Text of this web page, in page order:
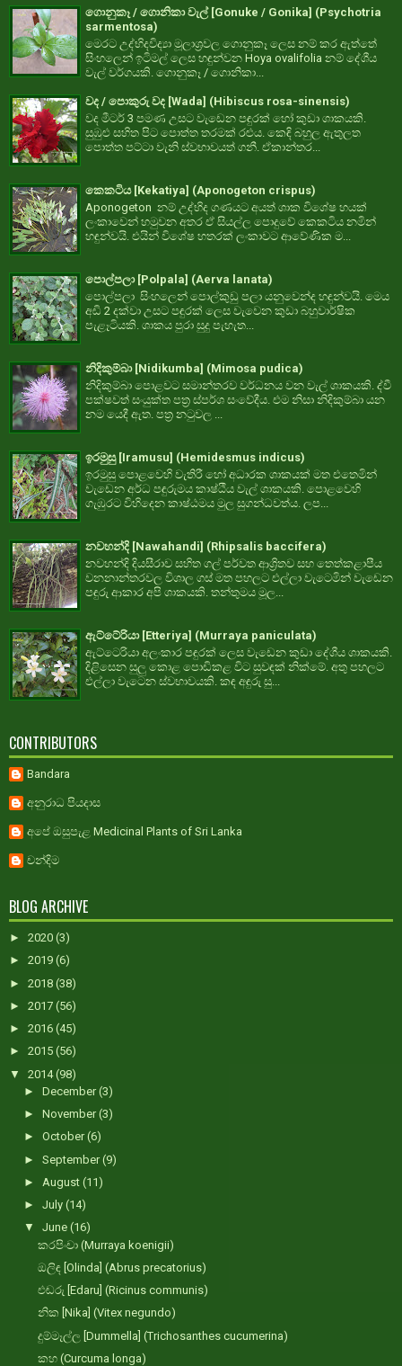
ගොනුකෑ / ගොනිකා වැල් [Gonuke / Gonika] (Psychotria
sarmentosa)
මෙරට උද්භිදවිද්‍යා මූලාශ්‍රවල ගොනුකෑ ලෙස නම් කර ඇත්තේ
සිංහලෙන් ඉටිමල් ලෙස හඳුන්වන Hoya ovalifolia නම් දේශීය
වැල් වර්ගයකි. ගොනුකෑ / ගොනිකා...
වද / පොකුරු වද [Wada] (Hibiscus rosa-sinensis)
වද මීටර් 3 පමණ උසට වැඩෙන පඳුරක් හෝ කුඩා ශාකයකි.
සුඹුළු සහිත පිට පොත්ත තරමක් රළුය. කෙඳි බහුල ඇතුලත
පොත්ත පට්ටා වැනි ස්වභාවයත් ගනී. ඒකාන්තර...
කෙකටිය [Kekatiya] (Aponogeton crispus)
Aponogeton නම් උද්භිද ගණයට අයත් ශාක විශේෂ හයක්
ලංකාවෙන් හමුවන අතර ඒ සියල්ල පොදුවේ කෙකටිය නමින්
හඳුන්වයි. එයින් විශේෂ හතරක් ලංකාවට ආවේණික ම...
පොල්පලා [Polpala] (Aerva lanata)
පොල්පලා සිංහලෙන් පොල්කුඩු පලා යනුවෙන්ද හඳුන්වයි. මෙය
අඩි 2 දක්වා උසට පඳුරක් ලෙස වැවෙන කුඩා බහුවාර්ෂික
පැළෑටියකි. ශාකය පුරා සුදු පැහැත...
නිදිකුම්බා [Nidikumba] (Mimosa pudica)
නිදිකුම්බා පොළවට සමාන්තරව වර්ධනය වන වැල් ශාකයකි. ද්වී
පක්ෂවත් සංයුක්ත පත්‍ර ස්පර්ශ සංවේදීය. එම නිසා නිදිකුම්බා යන
නම යෙදී ඇත. පත්‍ර නටුවල ...
ඉරමුසු [Iramusu] (Hemidesmus indicus)
ඉරමුසු පොළවෙහි වැතිරී හෝ අධාරක ශාකයක් මත එතෙමින්
වැඩෙන අර්ධ පඳුරුමය කාෂ්ඨීය වැල් ශාකයකි. පොළවෙහි
ගැඹුරට විහිදෙන කාෂ්ඨමය මුල සුගන්ධවත්ය. ලප...
නවහන්දි [Nawahandi] (Rhipsalis baccifera)
නවහන්දි දියසීරාව සහිත ගල් පර්වත ආශ්‍රිතව සහ තෙත්කළාපීය
වනනාන්තරවල විශාල ගස් මත පහලට එල්ලා වැටෙමින් වැඩෙන
පඳුරු ආකාර අපි ශාකයකි. තන්තුමය මූල...
ඇට්ටේරියා [Etteriya] (Murraya paniculata)
ඇට්ටෙරියා අලංකාර පඳුරක් ලෙස වැඩෙන කුඩා දේශීය ශාකයකි.
දිළිසෙන සුලු කොළ පොඩිකළ විට සුවඳක් නික්මේ. අතු පහලට
එල්ලා වැටෙන ස්වභාවයකි. කඳ අඳුරු සු...
CONTRIBUTORS
Bandara
අනුරාධ පියදාස
අපේ ඔසුපැළ Medicinal Plants of Sri Lanka
චන්දිම
BLOG ARCHIVE
► 2020 (3)
► 2019 (6)
► 2018 (38)
► 2017 (56)
► 2016 (45)
► 2015 (56)
▼ 2014(98)
► December(3)
► November(3)
► October(6)
► September(9)
► August (11)
► July (14)
▼ June (16)
කරපිංචා (Murraya koenigii)
ඔලිඳ [Olinda] (Abrus precatorius)
එඬරු [Edaru] (Ricinus communis)
නික [Nika] (Vitex negundo)
දුම්මෑල්ල [Dummella] (Trichosanthes cucumerina)
කහ (Curcuma longa)